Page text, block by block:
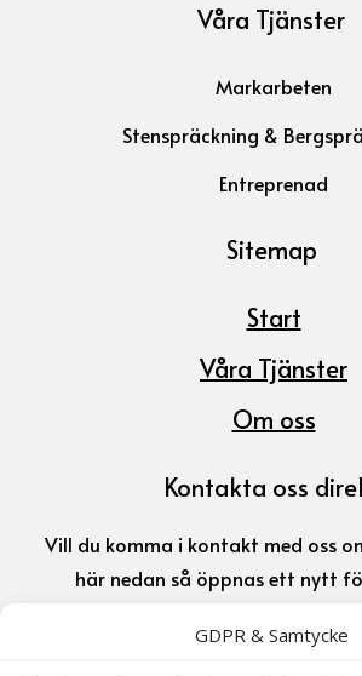
GDPR & Samtycke
Våra Tjänster
Markarbeten
Stenspräckning &
Entreprenad
Sitemap
Start
Våra Tjänster
Om oss
Kontakta oss
Vill du komma i kontakt med oss
här nedan så öppnas ett nytt
070-716 72 72